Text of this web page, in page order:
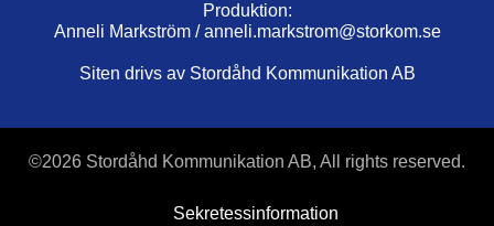
Produktion:
Anneli Markström /anneli.markstrom@storkom.se
Siten drivs av Stordåhd Kommunikation AB
©2026 Stordåhd Kommunikation AB, All rights reserved.
Sekretessinformation